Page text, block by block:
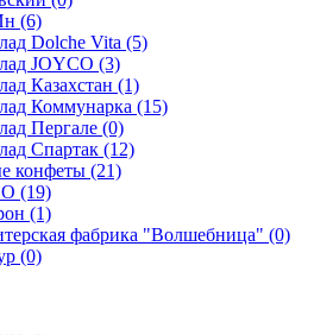
(6)
Dolche Vita (5)
JOYCO (3)
Казахстан (1)
Коммунарка (15)
Пергале (0)
Спартак (12)
конфеты (21)
(19)
(1)
фабрика "Волшебница" (0)
(0)